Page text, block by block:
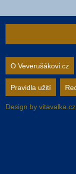
Animované
O Veverušákovi.cz
Pravidla užití
Design byvitavalka.cz